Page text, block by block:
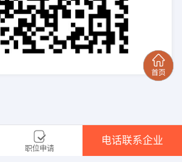
职位申请
电话联系企业